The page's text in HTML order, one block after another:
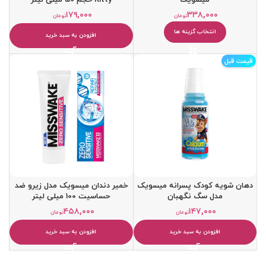
تومان۳۳۸,۰۰۰
انتخاب گزینه ها
تومان۱۷۹,۰۰۰
افزودن به سبد خرید
قیمت قبل
دهان شویه کودک پسرانه میسویک
مدل سگ نگهبان
تومان۱۴۷,۰۰۰
افزودن به سبد خرید
خمیر دندان میسویک مدل زیرو ضد
حساسیت 100 میلی لیتر
تومان۴۵۸,۰۰۰
افزودن به سبد خرید